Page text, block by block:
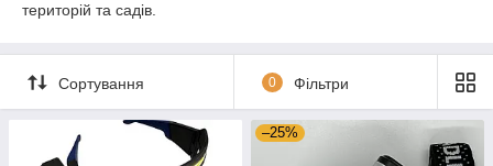
територій та садів.
Сортування 0 Фільтри
–25%